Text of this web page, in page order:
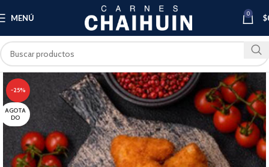
MENÚ 0 $
-25%
AGOTA
DO